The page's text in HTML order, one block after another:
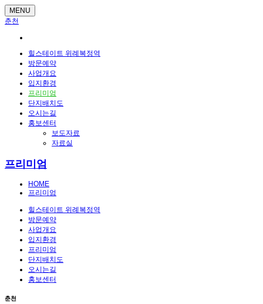
MENU
춘천
힐스테이트 위례복정역
방문예약
사업개요
입지환경
프리미엄
단지배치도
오시는길
홍보센터
보도자료
자료실
프리미엄
HOME
프리미엄
힐스테이트 위례복정역
방문예약
사업개요
입지환경
프리미엄
단지배치도
오시는길
홍보센터
춘천